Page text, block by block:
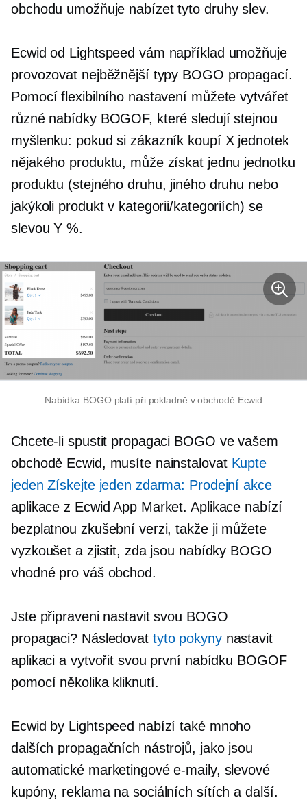
obchodu umožňuje nabízet tyto druhy slev.
Ecwid od Lightspeed vám například umožňuje
provozovat nejběžnější typy BOGO propagací.
Pomocí flexibilního nastavení můžete vytvářet
různé nabídky BOGOF, které sledují stejnou
myšlenku: pokud si zákazník koupí X jednotek
nějakého produktu, může získat jednu jednotku
produktu (stejného druhu, jiného druhu nebo
jakýkoli produkt v kategorii/kategoriích) se
slevou Y %.
Nabídka BOGO platí při pokladně v obchodě Ecwid
Chcete-li spustit propagaci BOGO ve vašem
obchodě Ecwid, musíte nainstalovat Kupte
jeden Získejte jeden zdarma: Prodejní akce
aplikace z Ecwid App Market. Aplikace nabízí
bezplatnou zkušební verzi, takže ji můžete
vyzkoušet a zjistit, zda jsou nabídky BOGO
vhodné pro váš obchod.
Jste připraveni nastavit svou BOGO
propagaci? Následovat tyto pokynynastavit
aplikaci a vytvořit svou první nabídku BOGOF
pomocí několika kliknutí.
Ecwid by Lightspeed nabízí také mnoho
dalších propagačních nástrojů, jako jsou
automatické marketingové e-maily, slevové
kupóny, reklama na sociálních sítích a další.